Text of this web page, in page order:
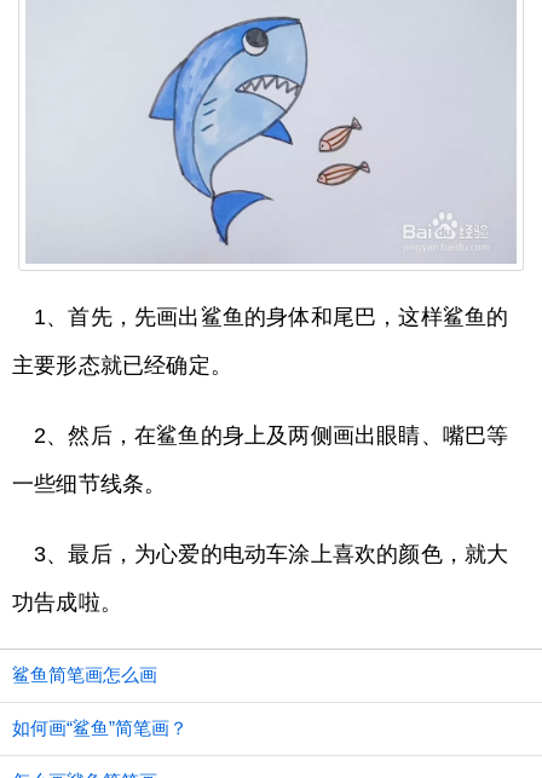
1、首先，先画出鲨鱼的身体和尾巴，这样鲨鱼的
主要形态就已经确定。
2、然后，在鲨鱼的身上及两侧画出眼睛、嘴巴等
一些细节线条。
3、最后，为心爱的电动车涂上喜欢的颜色，就大
功告成啦。
鲨鱼简笔画怎么画
如何画“鲨鱼”简笔画？